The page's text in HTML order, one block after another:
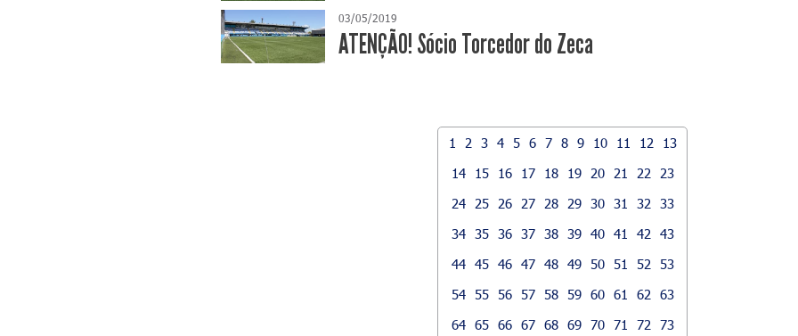
03/05/2019
ATENÇÃO! Sócio Torcedor do Zeca
1 2 3 4 5 6 7 8 9 10 11 12
13
14
15 16 17 18 19 20 21 22
23
24
25 26 27 28 29 30 31 32
33
34 35 36 37 38 39 40 41 42
43
44 45 46 47 48 49 50 51 52
53
54 55 56 57 58 59 60 61 62
63
64 65 66 67 68 69 70 71 72
73